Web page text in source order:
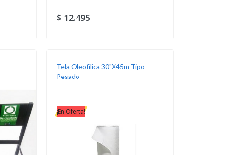
$ 12.495
Tela Oleofílica 30"x45m Tipo
Pesado
¡En Oferta!